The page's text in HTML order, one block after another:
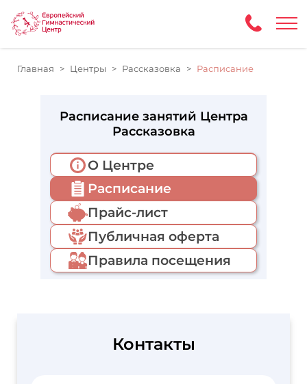
Главная Центры Рассказовка Расписание
Расписание занятий Центра
Рассказовка
О Центре
Расписание
Прайс-лист
Публичная оферта
Правила посещения
Контакты